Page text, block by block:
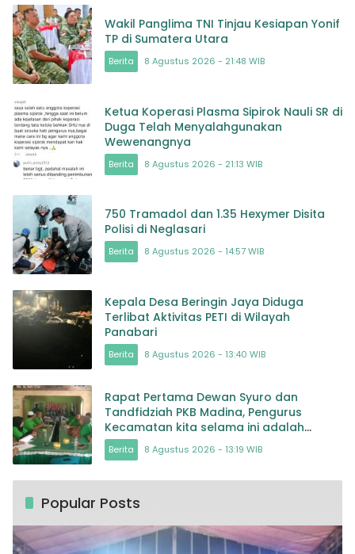
Wakil Panglima TNI Tinjau Kesiapan Yonif
TP di Sumatera Utara
Berita 8 Agustus 2026 - 21:48 WIB
Ketua Koperasi Plasma Sipirok Nauli SR di
Duga Telah Menyalahgunakan
Wewenangnya
Berita 8 Agustus 2026 - 21:13 WIB
750 Tramadol dan 1.35 Hexymer Disita
Polisi di Neglasari
Berita 8 Agustus 2026 - 14:57 WIB
Kepala Desa Beringin Jaya Diduga
Terlibat Aktivitas PETI di Wilayah
Panabari
Berita 8 Agustus 2026 - 13:40 WIB
Rapat Pertama Dewan Syuro dan
Tandfidziah PKB Madina, Pengurus
Kecamatan kita selama ini adalah
Tokoh
Berita 8 Agustus 2026 - 13:19 WIB
Popular Posts